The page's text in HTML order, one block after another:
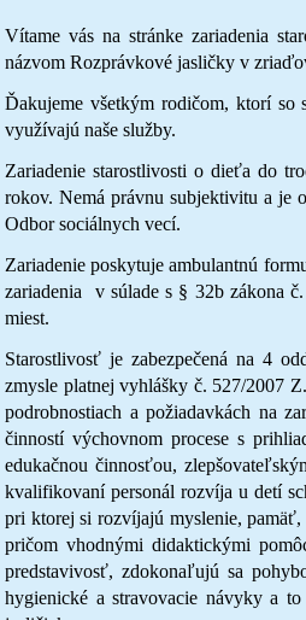
Vítame vás na stránke zariadenia
názvom Rozprávkové jasličky v
Ďakujeme všetkým rodičom, ktorí so
využívajú naše služby.
Zariadenie starostlivosti o dieťa do
rokov. Nemá právnu subjektivitu a je
Odbor sociálnych vecí.
Zariadenie poskytuje ambulantnú
zariadenia v súlade s § 32b zákona
miest.
Starostlivosť je zabezpečená na 4
zmysle platnej vyhlášky č. 527/2007
podrobnostiach a požiadavkách na
činností výchovnom procese s
edukačnou činnosťou,
kvalifikovaní personál rozvíja u detí
pri ktorej si rozvíjajú myslenie,
pričom vhodnými didaktickými
predstavivosť, zdokonaľujú sa
hygienické a stravovacie návyky a